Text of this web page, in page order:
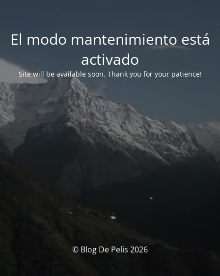
El modo mantenimiento está
activado
Site will be available soon. Thank you for your patience!
© Blog De Pelis 2026